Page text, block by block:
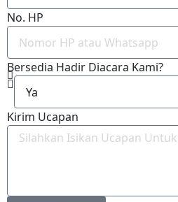
No. HP
Bersedia Hadir Diacara Kami?
Kirim Ucapan